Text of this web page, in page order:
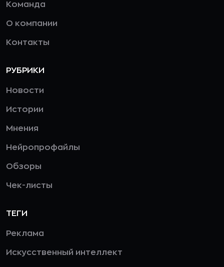
Команда
О компании
Контакты
РУБРИКИ
Новости
Истории
Мнения
Нейропрофайлы
Обзоры
Чек-листы
ТЕГИ
Реклама
Искусственный интеллект